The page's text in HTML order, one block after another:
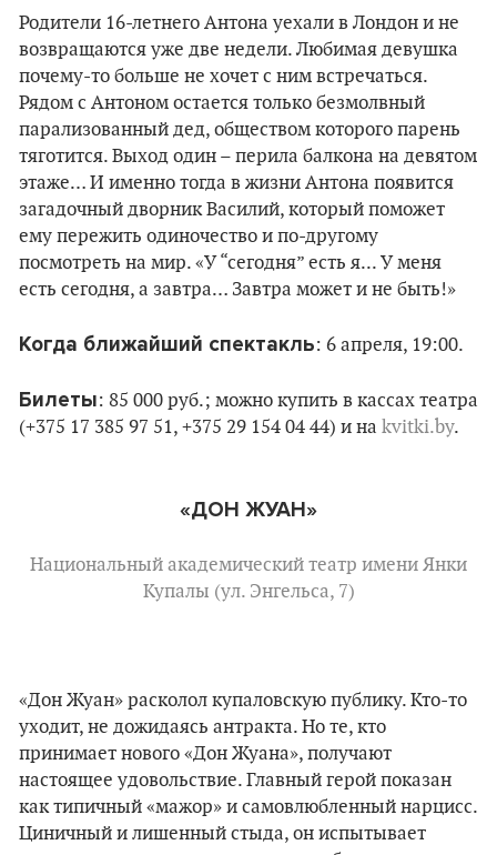
Родители 16-летнего Антона уехали в Лондон и не
возвращаются уже две недели. Любимая девушка
почему-то больше не хочет с ним встречаться.
Рядом с Антоном остается только безмолвный
парализованный дед, обществом которого парень
тяготится. Выход один – перила балкона на девятом
этаже… И именно тогда в жизни Антона появится
загадочный дворник Василий, который поможет
ему пережить одиночество и по-другому
посмотреть на мир. «У “сегодня” есть я... У меня
есть сегодня, а завтра… Завтра может и не быть!»
Когда ближайший спектакль: 6 апреля, 19:00.
Билеты: 85 000 руб.; можно купить в кассах театра
(+375 17 385 97 51, +375 29 154 04 44) и на kvitki.by.
«ДОН ЖУАН»
Национальный академический театр имени Янки
Купалы (ул. Энгельса, 7)
«Дон Жуан» расколол купаловскую публику. Кто-то
уходит, не дожидаясь антракта. Но те, кто
принимает нового «Дон Жуана», получают
настоящее удовольствие. Главный герой показан
как типичный «мажор» и самовлюбленный нарцисс.
Циничный и лишенный стыда, он испытывает